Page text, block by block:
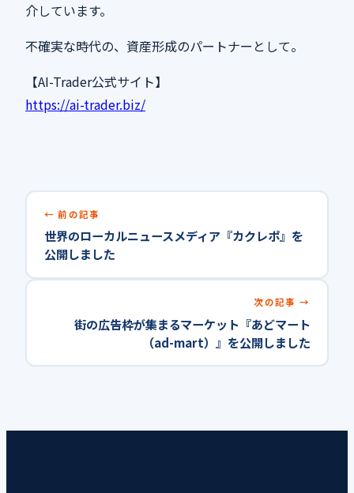
介しています。
不確実な時代の、資産形成のパートナーとして。
【AI-Trader公式サイト】
https://ai-trader.biz/
前の記事
世界のローカルニュースメディア『カクレポ』を
公開しました
次の記事
街の広告枠が集まるマーケット『あどマート
（ad-mart）』を公開しました